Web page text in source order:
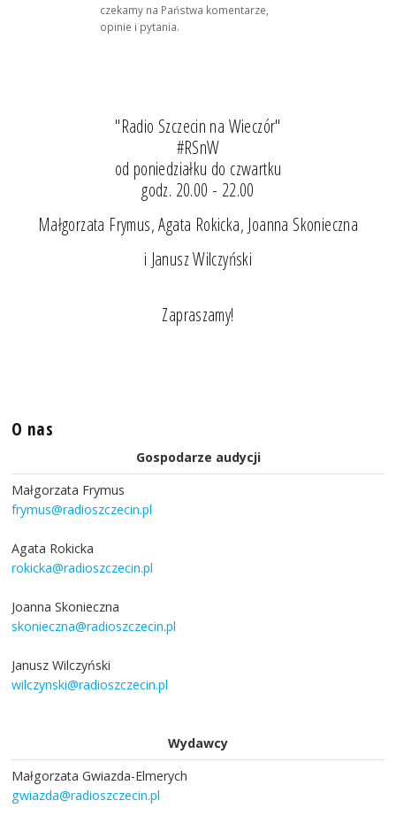
czekamy na Państwa komentarze,
opinie i pytania.
"Radio Szczecin na Wieczór"
#RSnW
od poniedziałku do czwartku
godz. 20.00 - 22.00
Małgorzata Frymus, Agata Rokicka, Joanna Skonieczna
i Janusz Wilczyński
Zapraszamy!
O nas
Gospodarze audycji
Małgorzata Frymus
frymus@radioszczecin.pl
Agata Rokicka
rokicka@radioszczecin.pl
Joanna Skonieczna
skonieczna@radioszczecin.pl
Janusz Wilczyński
wilczynski@radioszczecin.pl
Wydawcy
Małgorzata Gwiazda-Elmerych
gwiazda@radioszczecin.pl